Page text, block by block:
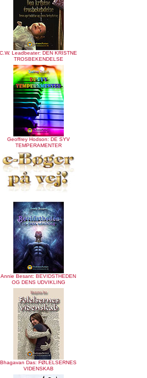
C.W. Leadbeater: DEN KRISTNE
TROSBEKENDELSE
Geoffrey Hodson: DE SYV
TEMPERAMENTER
Annie Besant: BEVIDSTHEDEN
OG DENS UDVIKLING
Bhagavan Das: FØLELSERNES
VIDENSKAB